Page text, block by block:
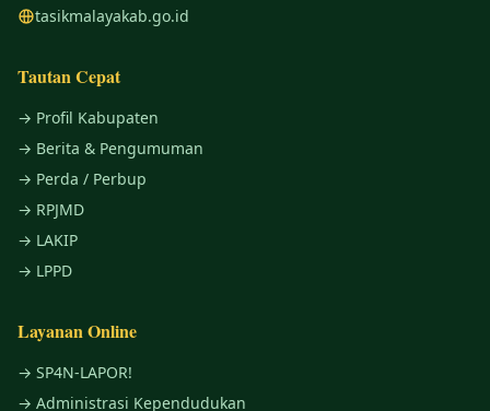
tasikmalayakab.go.id
Tautan Cepat
→ Profil Kabupaten
→ Berita & Pengumuman
→ Perda / Perbup
→ RPJMD
→ LAKIP
→ LPPD
Layanan Online
→ SP4N-LAPOR!
→ Administrasi Kependudukan